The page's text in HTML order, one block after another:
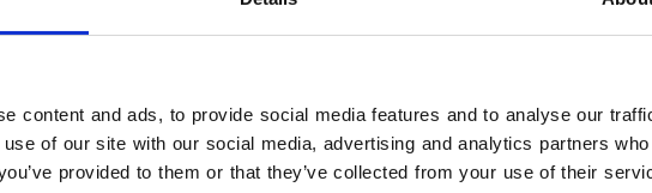
content and ads, to provide social media features and to analyse our
of our site with our social media, advertising and analytics partners
provided to them or that they’ve collected from your use of their
✓ Fri frakt över 399 kr
✓ Betala direkt eller inom 30 dagar
Läs mer